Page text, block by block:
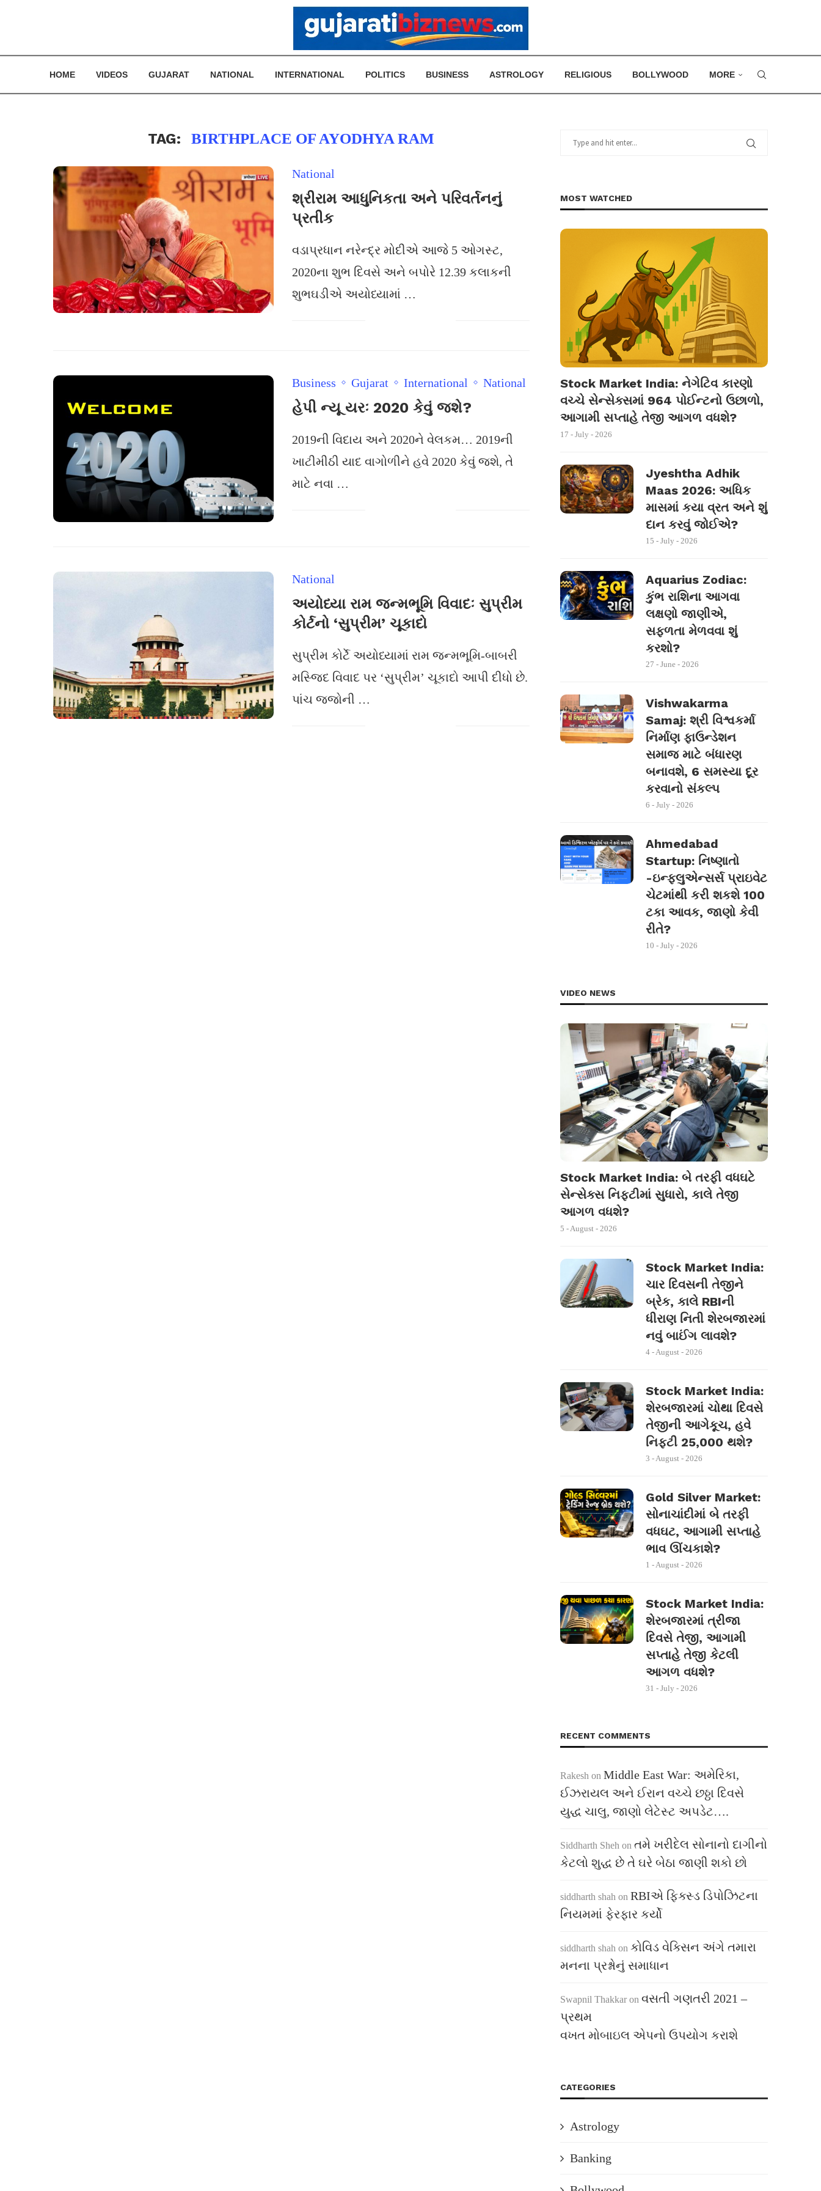
HOME VIDEOS GUJARAT NATIONAL INTERNATIONAL POLITICS BUSINESS ASTROLOGY RELIGIOUS BOLLYWOOD MORE
TAG: BIRTHPLACE OF AYODHYA RAM
National
શ્રીરામ આધુનિકતા અને પરિવર્તનનું
પ્રતીક
વડાપ્રધાન નરેન્દ્ર મોદીએ આજે 5 ઓગસ્ટ,
2020ના શુભ દિવસે અને બપોરે 12.39 કલાકની
શુભઘડીએ અયોધ્યામાં …
Business Gujarat International National
હેપી ન્યૂ યરઃ 2020 કેવું જશે?
2019ની વિદાય અને 2020ને વેલકમ… 2019ની
ખાટીમીઠી યાદ વાગોળીને હવે 2020 કેવું જશે, તે
માટે નવા …
National
અયોધ્યા રામ જન્મભૂમિ વિવાદઃ સુપ્રીમ
કોર્ટનો ‘સુપ્રીમ’ ચૂકાદો
સુપ્રીમ કોર્ટે અયોધ્યામાં રામ જન્મભૂમિ-બાબરી
મસ્જિદ વિવાદ પર ‘સુપ્રીમ’ ચૂકાદો આપી દીધો છે.
પાંચ જજોની …
MOST WATCHED
Stock Market India: નેગેટિવ કારણો
વચ્ચે સેન્સેક્સમાં 964 પોઈન્ટનો ઉછાળો,
આગામી સપ્તાહે તેજી આગળ વધશે?
17 - July - 2026
Jyeshtha Adhik
Maas 2026: અધિક
માસમાં કયા વ્રત અને શું
દાન કરવું જોઈએ?
15 - July - 2026
Aquarius Zodiac:
કુંભ રાશિના આગવા
લક્ષણો જાણીએ,
સફળતા મેળવવા શું
કરશો?
27 - June - 2026
Vishwakarma
Samaj: શ્રી વિશ્વકર્મા
નિર્માણ ફાઉન્ડેશન
સમાજ માટે બંધારણ
બનાવશે, 6 સમસ્યા દૂર
કરવાનો સંકલ્પ
6 - July - 2026
Ahmedabad
Startup: નિષ્ણાતો
-ઇન્ફ્લુએન્સર્સ પ્રાઇવેટ
ચેટમાંથી કરી શકશે 100
ટકા આવક, જાણો કેવી
રીતે?
10 - July - 2026
VIDEO NEWS
Stock Market India: બે તરફી વધઘટે
સેન્સેક્સ નિફ્ટીમાં સુધારો, કાલે તેજી
આગળ વધશે?
5 - August - 2026
Stock Market India:
ચાર દિવસની તેજીને
બ્રેક, કાલે RBIની
ધીરાણ નિતી શેરબજારમાં
નવું બાઈંગ લાવશે?
4 - August - 2026
Stock Market India:
શેરબજારમાં ચોથા દિવસે
તેજીની આગેકૂચ, હવે
નિફ્ટી 25,000 થશે?
3 - August - 2026
Gold Silver Market:
સોનાચાંદીમાં બે તરફી
વધઘટ, આગામી સપ્તાહે
ભાવ ઊંચકાશે?
1 - August - 2026
Stock Market India:
શેરબજારમાં ત્રીજા
દિવસે તેજી, આગામી
સપ્તાહે તેજી કેટલી
આગળ વધશે?
31 - July - 2026
RECENT COMMENTS
Rakesh on Middle East War: અમેરિકા,
ઈઝરાયલ અને ઈરાન વચ્ચે છઠ્ઠા દિવસે
યુદ્ધ ચાલુ, જાણો લેટેસ્ટ અપડેટ….
Siddharth Sheh on તમે ખરીદેલ સોનાનો દાગીનો
કેટલો શુદ્ધ છે તે ઘરે બેઠા જાણી શકો છો
siddharth shah on RBIએ ફિક્સ્ડ ડિપોઝિટના
નિયમમાં ફેરફાર કર્યો
siddharth shah on કોવિડ વેક્સિન અંગે તમારા
મનના પ્રશ્નોનું સમાધાન
Swapnil Thakkar on વસતી ગણતરી 2021 –
પ્રથમ
વખત મોબાઇલ એપનો ઉપયોગ કરાશે
CATEGORIES
Astrology
Banking